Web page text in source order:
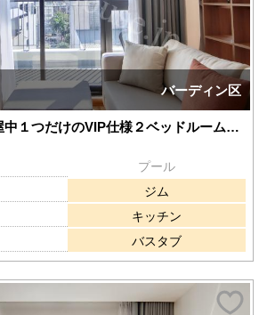
バーディン区
１つだけのVIP仕様２ベッドルーム（新築です）
プール
ジム
キッチン
バスタブ